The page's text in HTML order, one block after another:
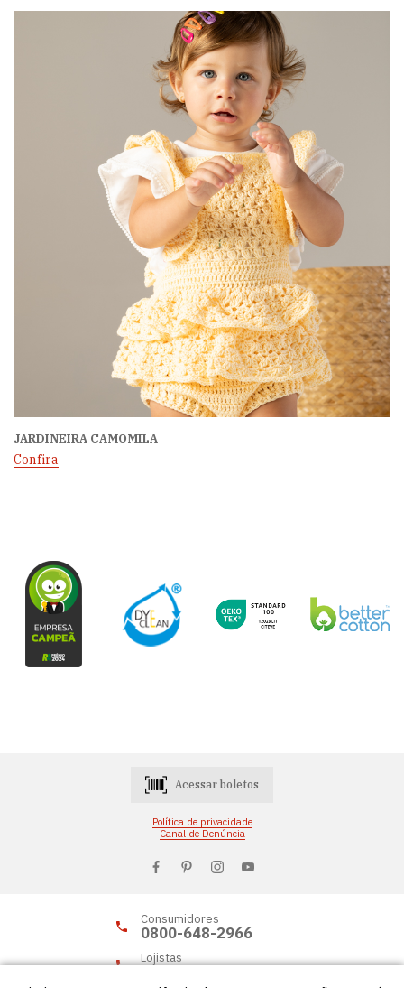
JARDINEIRA CAMOMILA
Confira
Acessar boletos
Política de privacidade
Canal de Denúncia
Consumidores
0800-648-2966
Lojistas